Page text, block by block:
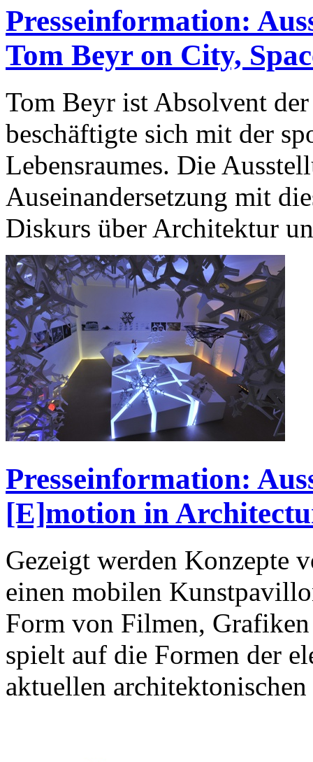
Presseinformation:
Tom Beyr on City,
Tom Beyr ist Absolvent
beschäftigte sich mit der
Lebensraumes. Die
Auseinandersetzung mit
Diskurs über Architektur
Presseinformation:
[E]motion in
Gezeigt werden Konzepte
einen mobilen
Form von Filmen,
spielt auf die Formen der
aktuellen